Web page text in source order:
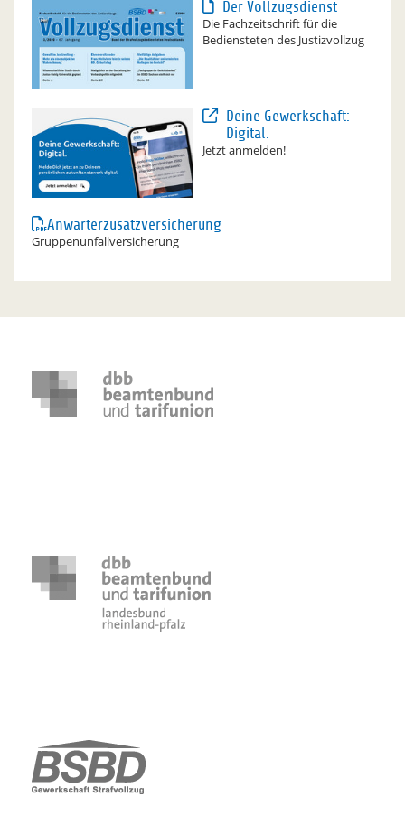
Der Vollzugsdienst
Die Fachzeitschrift für die
Bediensteten des Justizvollzug
Deine Gewerkschaft:
Digital.
Jetzt anmelden!
Anwärterzusatzversicherung
Gruppenunfallversicherung